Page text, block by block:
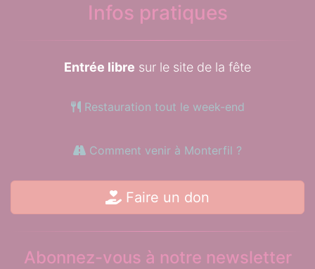
Infos pratiques
Entrée libre sur le site de la fête
Restauration tout le week-end
Comment venir à Monterfil ?
Faire un don
Abonnez-vous à notre newsletter